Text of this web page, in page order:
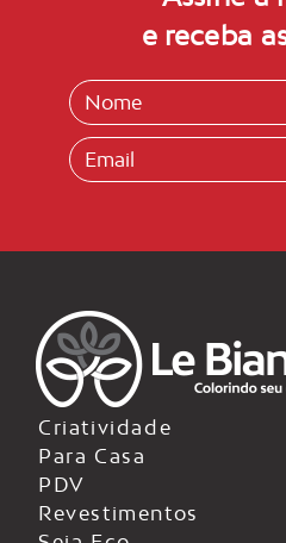
e receba
Criatividade
Para Casa
PDV
Revestimentos